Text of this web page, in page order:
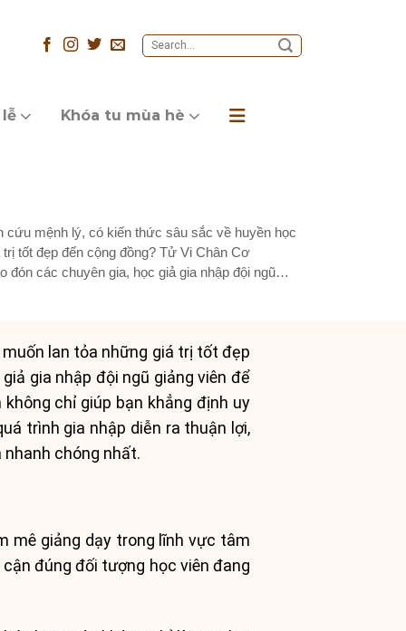
Khóa tu mùa hè
cứu mệnh lý, có kiến thức sâu sắc về huyền học
tốt đẹp đến cộng đồng? Tử Vi Chân Cơ
đón các chuyên gia, học giả gia nhập đội ngũ
lan tỏa những giá trị tốt đẹp
gia nhập đội ngũ giảng viên để
chỉ giúp bạn khẳng định uy
trình gia nhập diễn ra thuận lợi,
chóng nhất.
mê giảng dạy trong lĩnh vực tâm
đúng đối tượng học viên đang